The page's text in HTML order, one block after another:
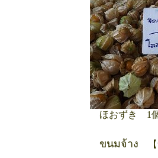
ほおずき 1
ขนมจ้าง 【